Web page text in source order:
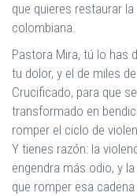
que quieres restaurar
colombiana.
Pastora Mira, tú lo has
tu dolor, y el de miles
Crucificado, para que
transformado en
romper el ciclo de
Y tienes razón: la
engendra más odio, y
que romper esa